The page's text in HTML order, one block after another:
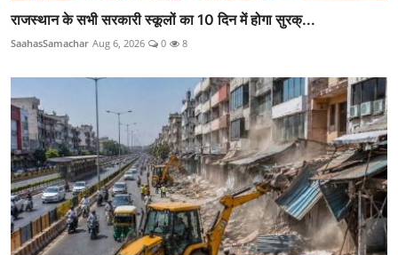
राजस्थान के सभी सरकारी स्कूलों का 10 दिन में होगा सुरक्...
SaahasSamachar Aug 6, 2026 0 8